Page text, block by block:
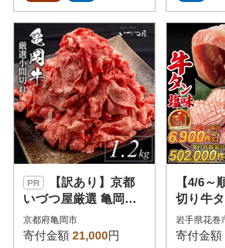
PR
いづつ屋厳選 亀岡牛
こま切れ 切り落とし
計1.2kg(400g×3パッ
京都府亀岡市
寄付金額 21,000円
【4/6～
切り牛
(500g×2
岩手県花巻
寄付金額